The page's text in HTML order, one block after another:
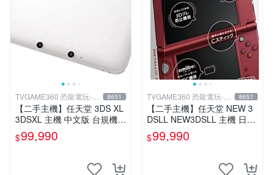
TVGAME360 恐龍電玩-台
中店
8651
【二手主機】任天堂 3DS XL
3DSXL 主機 中文版 台規機
白色 附充電器 裸裝【台中恐
龍電玩】
$99,990
TVGAME360 恐龍電玩-台
中店
8651
【二手主機】任天堂 NEW 3
DSLL NEW3DSLL 主機 日文
版 日本機 金屬紅 附原廠充電
器【台中恐龍電玩】
$99,990